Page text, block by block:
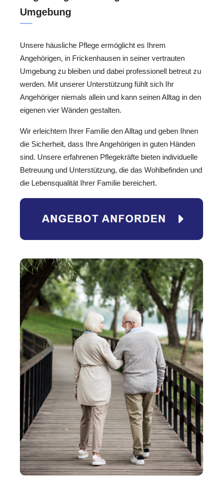
Umgebung
Unsere häusliche Pflege ermöglicht es Ihrem
Angehörigen, in Frickenhausen in seiner vertrauten
Umgebung zu bleiben und dabei professionell betreut zu
werden. Mit unserer Unterstützung fühlt sich Ihr
Angehöriger niemals allein und kann seinen Alltag in den
eigenen vier Wänden gestalten.
Wir erleichtern Ihrer Familie den Alltag und geben Ihnen
die Sicherheit, dass Ihre Angehörigen in guten Händen
sind. Unsere erfahrenen Pflegekräfte bieten individuelle
Betreuung und Unterstützung, die das Wohlbefinden und
die Lebensqualität Ihrer Familie bereichert.